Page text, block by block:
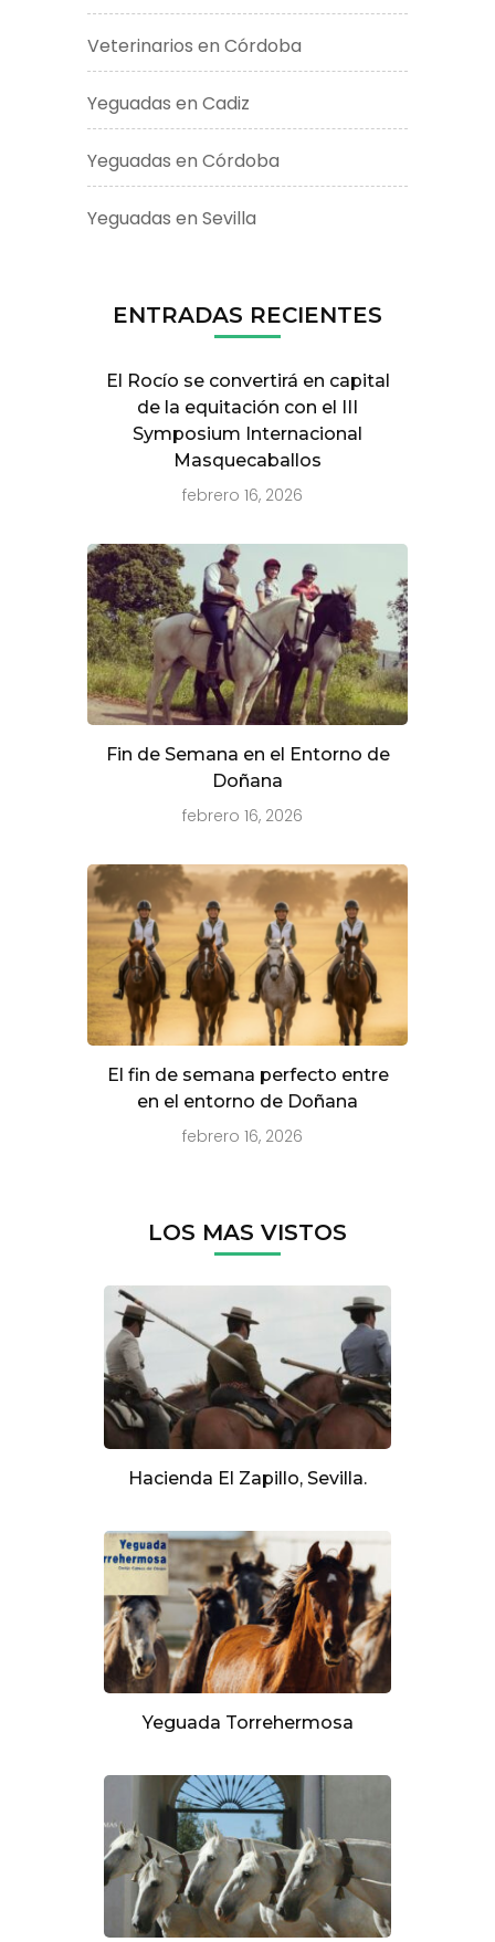
Veterinarios en Córdoba
Yeguadas en Cadiz
Yeguadas en Córdoba
Yeguadas en Sevilla
ENTRADAS RECIENTES
El Rocío se convertirá en capital
de la equitación con el III
Symposium Internacional
Masquecaballos
febrero 16, 2026
Fin de Semana en el Entorno de
Doñana
febrero 16, 2026
El fin de semana perfecto entre
en el entorno de Doñana
febrero 16, 2026
LOS MAS VISTOS
Hacienda El Zapillo, Sevilla.
Yeguada Torrehermosa